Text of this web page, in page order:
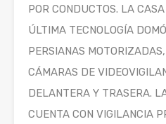
POR CONDUCTOS. LA
ÚLTIMA TECNOLOGÍA
PERSIANAS
CÁMARAS DE
DELANTERA Y TRASERA.
CUENTA CON VIGILANCIA